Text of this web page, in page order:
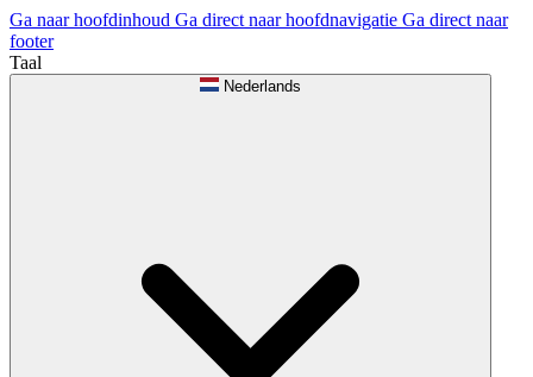
Ga naar hoofdinhoud Ga direct naar hoofdnavigatie Ga direct naar
footer
Taal
Nederlands